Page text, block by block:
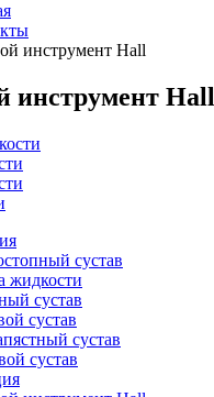
инструмент Hall
инструмент Hall
сустав
жидкости
сустав
сустав
сустав
сустав